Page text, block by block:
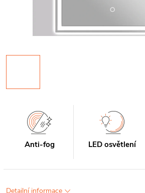
Anti-fog LED osvětlení
Detailní informace